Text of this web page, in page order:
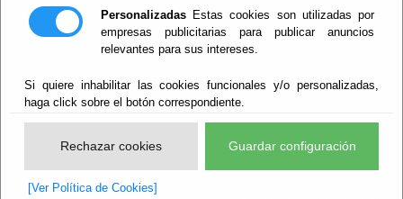
Personalizadas Estas cookies son utilizadas por
empresas publicitarias para publicar anuncios
relevantes para sus intereses.
Si quiere inhabilitar las cookies funcionales y/o personalizadas,
haga click sobre el botón correspondiente.
Rechazar cookies Guardar configuración
[Ver Política de Cookies]
libre acceso a sus colecciones a través de
sus catálogos informatizados, los siguientes
servicios:
Servicios de información y
cubre tanto la información general
sobre la institución y sus servicios,
como la información bibliográfica sobre